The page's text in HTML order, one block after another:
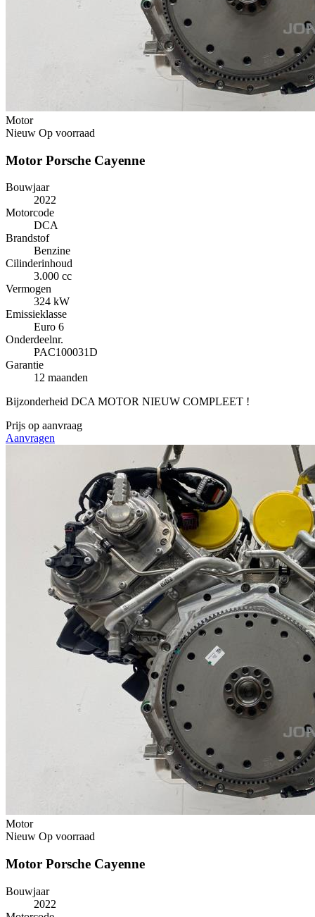
Motor
Nieuw Op voorraad
Motor Porsche Cayenne
Bouwjaar
2022
Motorcode
DCA
Brandstof
Benzine
Cilinderinhoud
3.000 cc
Vermogen
324 kW
Emissieklasse
Euro 6
Onderdeelnr.
PAC100031D
Garantie
12 maanden
Bijzonderheid DCA MOTOR NIEUW COMPLEET !
Prijs op aanvraag
Aanvragen
Motor
Nieuw Op voorraad
Motor Porsche Cayenne
Bouwjaar
2022